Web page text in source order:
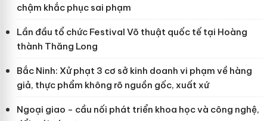
chậm khắc phục sai phạm
Lần đầu tổ chức Festival Võ thuật quốc tế tại Hoàng
thành Thăng Long
Bắc Ninh: Xử phạt 3 cơ sở kinh doanh vi phạm về hàng
giả, thực phẩm không rõ nguồn gốc, xuất xứ
Ngoại giao - cầu nối phát triển khoa học và công nghệ,